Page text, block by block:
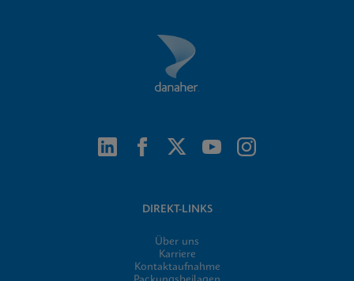
DIREKT-LINKS
Über uns
Karriere
Kontaktaufnahme